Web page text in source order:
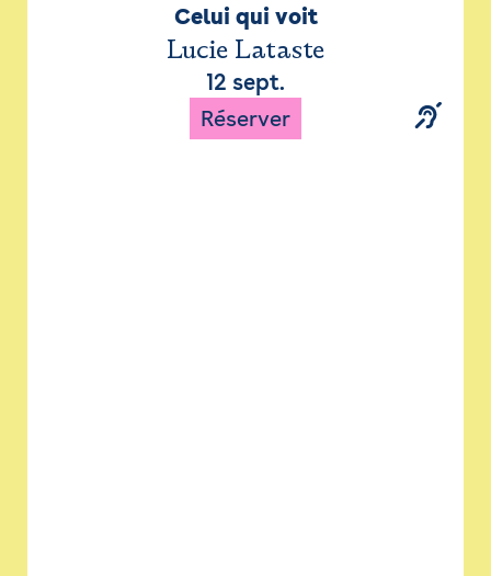
Celui qui voit
Lucie Lataste
12 sept.
Réserver